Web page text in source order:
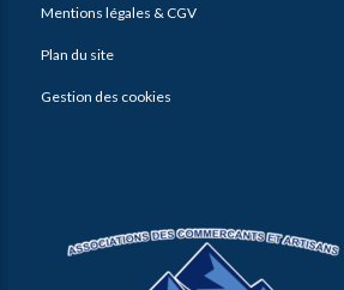
Mentions légales & CGV
Plan du site
Gestion des cookies